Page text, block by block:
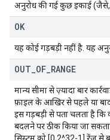
अनुरोध की गई कुछ इकाई (जैसे,
OK
यह कोई गड़बड़ी नहीं है. यह
OUT OF RANGE
मान्य सीमा से ज़्यादा बार
फ़ाइल के आखिर से पहले या
इस गड़बड़ी से पता चलता है कि
बदलने पर ठीक किया जा